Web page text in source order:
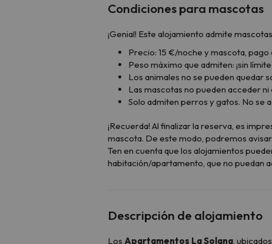
Condiciones para mascotas
¡Genial! Este alojamiento admite
Precio: 15 €/noche y mascota,
Peso máximo que admiten: ¡sin
Los animales no se pueden quedar
Las mascotas no pueden acceder
Solo admiten perros y gatos. No se
¡Recuerda! Al finalizar la reserva, es
mascota. De este modo, podremos
Ten en cuenta que los alojamientos
habitación/apartamento, que no puedan
Los Apartamentos La Solana,
Descripción de alojamiento